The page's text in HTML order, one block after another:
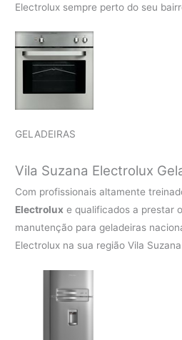
Electrolux sempre perto do seu
GELADEIRAS
Vila Suzana Electrolux
Com profissionais altamente
Electrolux e qualificados a prestar
manutenção para geladeiras
Electrolux na sua região Vila